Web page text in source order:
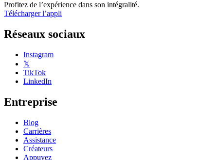
Profitez de l’expérience dans son intégralité.
Télécharger l’appli
Réseaux sociaux
Instagram
𝕏
TikTok
LinkedIn
Entreprise
Blog
Carrières
Assistance
Créateurs
Appuyez